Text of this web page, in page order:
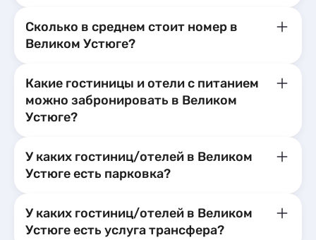
Сколько в среднем стоит номер в
Великом Устюге?
Какие гостиницы и отели с питанием
можно забронировать в Великом
Устюге?
У каких гостиниц/отелей в Великом
Устюге есть парковка?
У каких гостиниц/отелей в Великом
Устюге есть услуга трансфера?